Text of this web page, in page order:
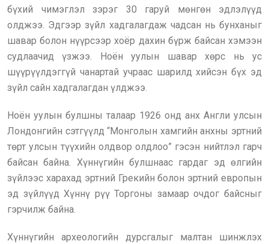
бүхий чимэглэл зэрэг 30 гаруй мөнгөн эдлэлүүд
олджээ. Эдгээр зүйл хадгалагдаж чадсан нь бунханыг
шавар болон нүүрсээр хоёр дахин бүрж байсан хэмээн
судлаачид үзжээ. Ноён уулын шавар хөрс нь ус
шүүрүүлдэггүй чанартай учраас шарилд хийсэн бүх эд
зүйл сайн хадгалагдан үлджээ.
Ноён уулын булшны талаар 1926 онд анх Англи улсын
Лондонгийн сэтгүүлд “Монголын хамгийн анхны эртний
төрт улсын түүхийн олдвор олдлоо” гэсэн нийтлэл гарч
байсан байна. Хүннүгийн булшнаас гардаг эд өлгийн
зүйлээс харахад эртний Грекийн болон эртний европын
эд зүйлүүд Хүннү рүү Торгоны замаар очдог байсныг
гэрчилж байна.
Хүннүгийн археологийн дурсгалыг малтан шинжлэх